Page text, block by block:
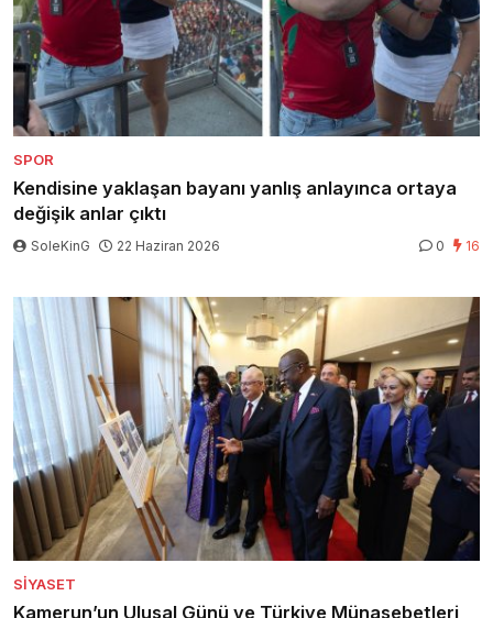
SPOR
Kendisine yaklaşan bayanı yanlış anlayınca ortaya
değişik anlar çıktı
SoleKinG 22 Haziran 2026 0 16
SIYASET
Kamerun’un Ulusal Günü ve Türkiye Münasebetleri